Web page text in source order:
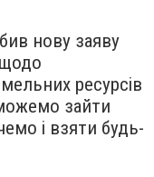
нову заяву
ресурсів
зайти
і взяти будь-